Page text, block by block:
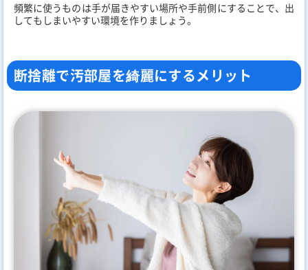
頻繁に使うものは手が届きやすい場所や手前側にすることで、出
してもしまいやすい環境を作りましょう。
断捨離で汚部屋を綺麗にするメリット